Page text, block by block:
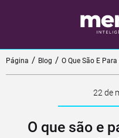
Página Blog O Que São E
22 de
O que são e